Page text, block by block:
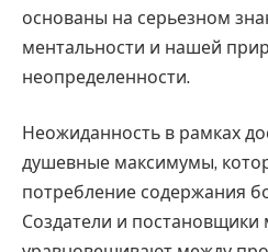
основаны на серьезном
ментальности и нашей
неопределенности.
Неожиданность в рамках
душевные максимумы,
потребление содержания
Создатели и постановщики